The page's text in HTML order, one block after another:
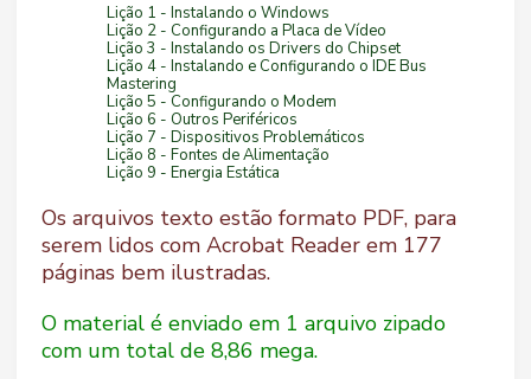
Lição 1 - Instalando o Windows
Lição 2 - Configurando a Placa de Vídeo
Lição 3 - Instalando os Drivers do Chipset
Lição 4 - Instalando e Configurando o IDE Bus
Mastering
Lição 5 - Configurando o Modem
Lição 6 - Outros Periféricos
Lição 7 - Dispositivos Problemáticos
Lição 8 - Fontes de Alimentação
Lição 9 - Energia Estática
Os arquivos texto estão formato PDF, para
serem lidos com Acrobat Reader em 177
páginas bem ilustradas.
O material é enviado em 1 arquivo zipado
com um total de 8,86 mega.